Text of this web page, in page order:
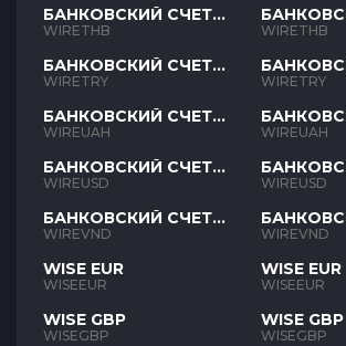
БАНКОВСКИЙ СЧЕТ
THB
WIRETHB
БАНКОВСКИЙ СЧЕТ
TRY
WIRETRY
БАНКОВСКИЙ СЧЕТ
UAH
WIREUAH
БАНКОВСКИЙ СЧЕТ
USD
WIREUSD
БАНКОВСКИЙ СЧЕТ
VND
WIREVND
WISE EUR
WISEEUR
WISE GBP
WISEGBP
THB
WIRETHB
TRY
WIRETRY
UAH
WIREUAH
USD
WIREUSD
VND
WIREVND
WISE EUR
WISEEUR
WISE GBP
WISEGBP